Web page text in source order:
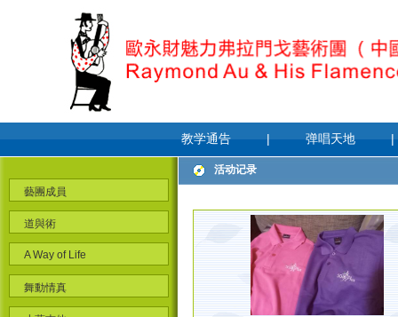
教学通告 | 弹唱天地 |
藝團成員
道與術
A Way of Life
舞動情真
活动记录